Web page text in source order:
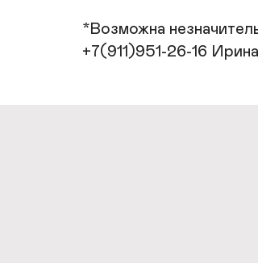
*Возможна
+7(911)951-26-16 Ирина